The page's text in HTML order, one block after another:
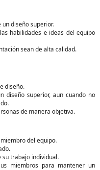
diseño superior.
habilidades e ideas del equipo
sean de alta calidad.
diseño.
diseño superior, aun cuando no
de manera objetiva.
del equipo.
su trabajo individual.
miembros para mantener un